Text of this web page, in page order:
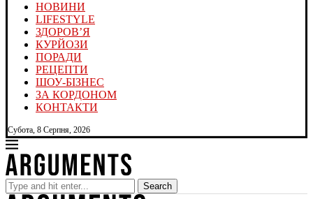
НОВИНИ
LIFESTYLE
ЗДОРОВ’Я
КУРЙОЗИ
ПОРАДИ
РЕЦЕПТИ
ШОУ-БІЗНЕС
ЗА КОРДОНОМ
КОНТАКТИ
Субота, 8 Серпня, 2026
Search